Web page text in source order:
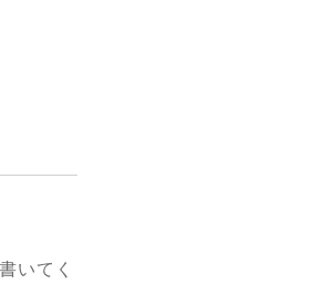
いてく